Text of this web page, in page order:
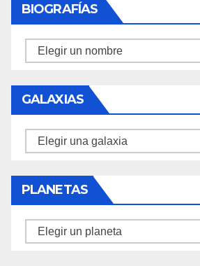
BIOGRAFÍAS
Biografías
GALAXIAS
Galaxias
PLANETAS
Planetas